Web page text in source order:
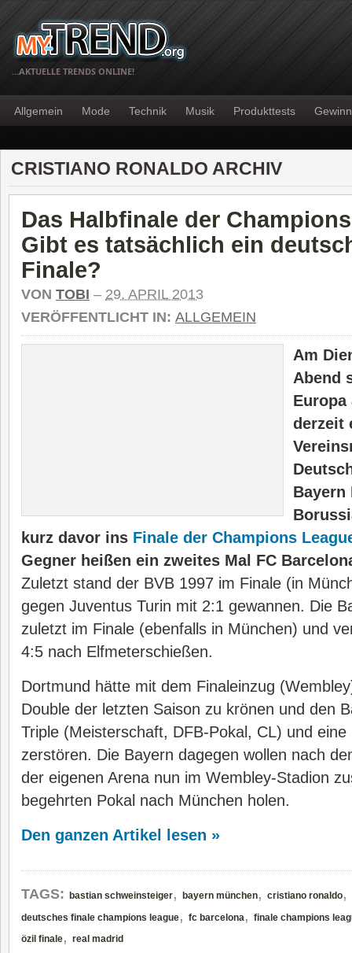
…AKTUELLE TRENDS ONLINE!
Allgemein Mode Technik Musik Produkttests
CRISTIANO RONALDO ARCHIV
Das Halbfinale der
Gibt es tatsächlich ein
Finale?
VON TOBI – 29. APRIL 2013
VERÖFFENTLICHT IN: ALLGEMEIN
Am
Abend
Europa
derzeit
Bayern
kurz davor ins Finale der Champions
Gegner heißen ein zweites Mal FC
Zuletzt stand der BVB 1997 im Finale (in
gegen Juventus Turin mit 2:1 gewannen. Die
zuletzt im Finale (ebenfalls in München) und
4:5 nach Elfmeterschießen.
Dortmund hätte mit dem Finaleinzug
Double der letzten Saison zu krönen und den
Triple (Meisterschaft, DFB-Pokal, CL) und
zerstören. Die Bayern dagegen wollen nach
der eigenen Arena nun im Wembley-Stadion
begehrten Pokal nach München holen.
Den ganzen Artikel lesen »
TAGS: bastian schweinsteiger, bayern münchen, cristiano ronaldo,
deutsches finale champions league, fc barcelona, finale champions
özil finale, real madrid